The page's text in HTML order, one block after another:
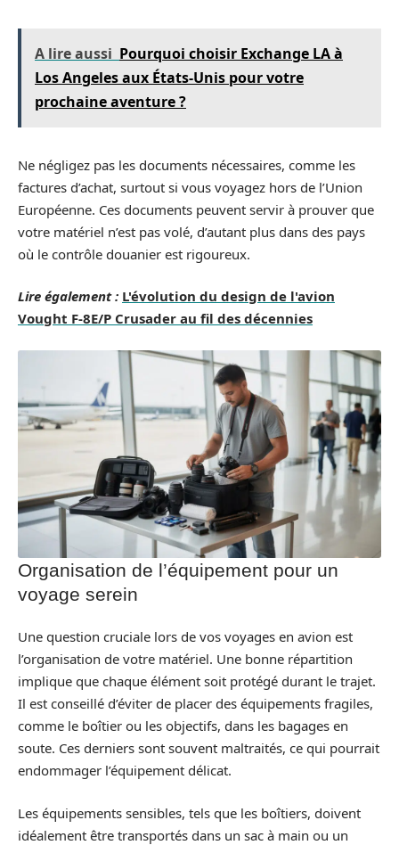
A lire aussi Pourquoi choisir Exchange LA à
Los Angeles aux États‑Unis pour votre
prochaine aventure ?
Ne négligez pas les documents nécessaires, comme les
factures d’achat, surtout si vous voyagez hors de l’Union
Européenne. Ces documents peuvent servir à prouver que
votre matériel n’est pas volé, d’autant plus dans des pays
où le contrôle douanier est rigoureux.
Lire également : L'évolution du design de l'avion
Vought F-8E/P Crusader au fil des décennies
Organisation de l’équipement pour un
voyage serein
Une question cruciale lors de vos voyages en avion est
l’organisation de votre matériel. Une bonne répartition
implique que chaque élément soit protégé durant le trajet.
Il est conseillé d’éviter de placer des équipements fragiles,
comme le boîtier ou les objectifs, dans les bagages en
soute. Ces derniers sont souvent maltraités, ce qui pourrait
endommager l’équipement délicat.
Les équipements sensibles, tels que les boîtiers, doivent
idéalement être transportés dans un sac à main ou un